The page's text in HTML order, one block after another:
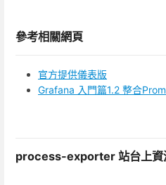
參考相關網頁
官方提供儀表版
Grafana 入門篇1.2 整合
process-exporter 站台上資